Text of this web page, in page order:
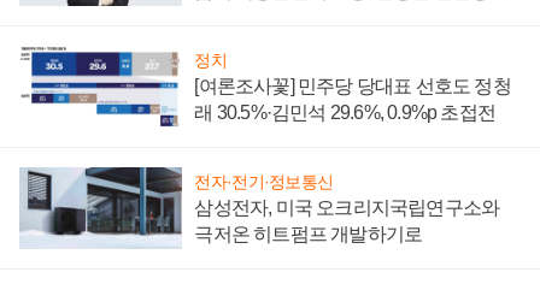
정치
[여론조사꽃] 민주당 당대표 선호도 정청
래 30.5%·김민석 29.6%, 0.9%p 초접전
전자·전기·정보통신
삼성전자, 미국 오크리지국립연구소와
극저온 히트펌프 개발하기로